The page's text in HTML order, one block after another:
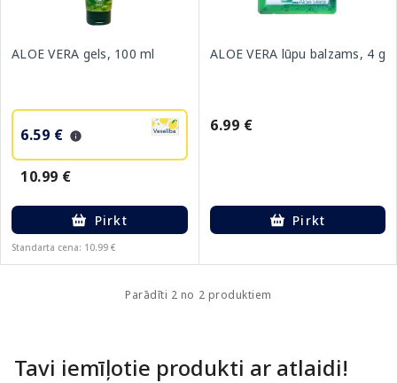
ALOE VERA gels, 100 ml
6.59 €
10.99 €
Pirkt
Standarta cena: 10.99 €
ALOE VERA lūpu balzams, 4 g
6.99 €
Pirkt
Parādīti 2 no 2 produktiem
Tavi iemīļotie produkti ar atlaidi!